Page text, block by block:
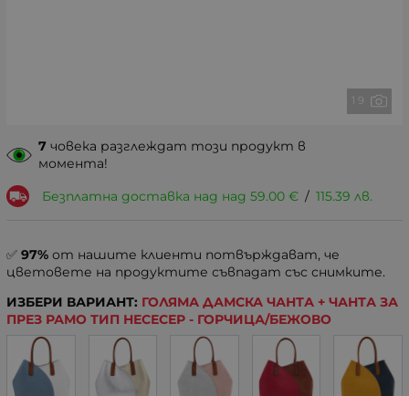
1 9
7 човека разглеждат този продукт в
момента!
Безплатна доставка над над 59.00 € / 115.39 лв.
✅ 97% от нашите клиенти потвърждават, че
цветовете на продуктите съвпадат със снимките.
ИЗБЕРИ ВАРИАНТ: ГОЛЯМА ДАМСКА ЧАНТА + ЧАНТА ЗА
ПРЕЗ РАМО ТИП НЕСЕСЕР - ГОРЧИЦА/БЕЖОВО